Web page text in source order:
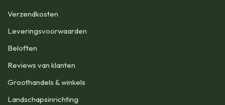
Verzendkosten
Leveringsvoorwaarden
Beloften
Reviews van klanten
Groothandels & winkels
Landschapsinrichting